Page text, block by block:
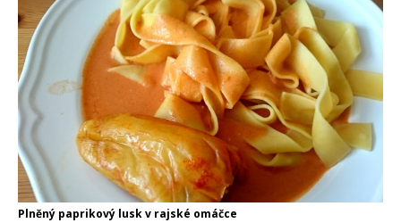
Plněný paprikový lusk v rajské omáčce